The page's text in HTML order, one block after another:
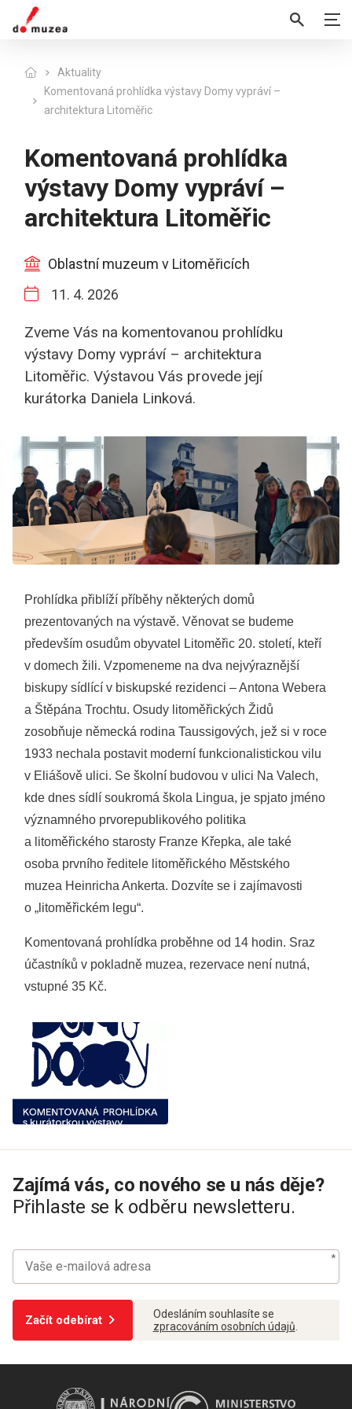
Aktuality
Komentovaná prohlídka výstavy Domy vypráví –
architektura Litoměřic
Komentovaná prohlídka
výstavy Domy vypráví –
architektura Litoměřic
Oblastní muzeum v Litoměřicích
11. 4. 2026
Zveme Vás na komentovanou prohlídku
výstavy Domy vypráví – architektura
Litoměřic. Výstavou Vás provede její
kurátorka Daniela Linková.
Prohlídka přiblíží příběhy některých domů
prezentovaných na výstavě. Věnovat se budeme
především osudům obyvatel Litoměřic 20. století, kteří
v domech žili. Vzpomeneme na dva nejvýraznější
biskupy sídlící v biskupské rezidenci – Antona Webera
a Štěpána Trochtu. Osudy litoměřických Židů
zosobňuje německá rodina Taussigových, jež si v roce
1933 nechala postavit moderní funkcionalistickou vilu
v Eliášově ulici. Se školní budovou v ulici Na Valech,
kde dnes sídlí soukromá škola Lingua, je spjato jméno
významného prvorepublikového politika
a litoměřického starosty Franze Křepka, ale také
osoba prvního ředitele litoměřického Městského
muzea Heinricha Ankerta. Dozvíte se i zajímavosti
o „litoměřickém legu“.
Komentovaná prohlídka proběhne od 14 hodin. Sraz
účastníků v pokladně muzea, rezervace není nutná,
vstupné 35 Kč.
Zajímá vás, co nového se u nás děje?
Přihlaste se k odběru newsletteru.
Začít odebírat
Odesláním souhlasíte se
zpracováním osobních údajů